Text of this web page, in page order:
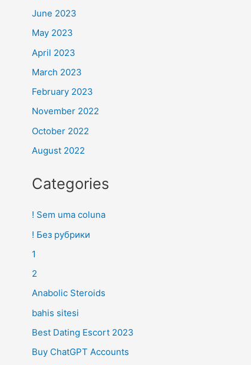
June 2023
May 2023
April 2023
March 2023
February 2023
November 2022
October 2022
August 2022
Categories
! Sem uma coluna
! Без рубрики
1
2
Anabolic Steroids
bahis sitesi
Best Dating Escort 2023
Buy ChatGPT Accounts